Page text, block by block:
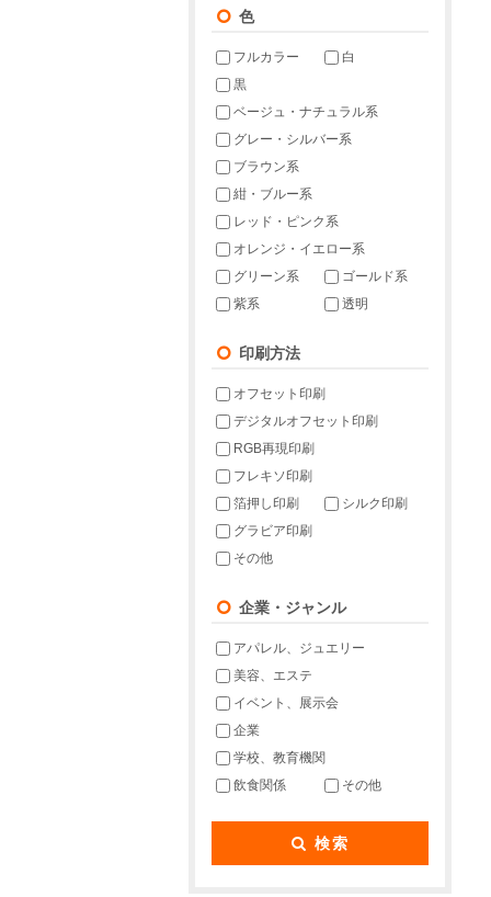
色
フルカラー
白
黒
ベージュ・ナチュラル系
グレー・シルバー系
ブラウン系
紺・ブルー系
レッド・ピンク系
オレンジ・イエロー系
グリーン系
ゴールド系
紫系
透明
印刷方法
オフセット印刷
デジタルオフセット印刷
RGB再現印刷
フレキソ印刷
箔押し印刷
シルク印刷
グラビア印刷
その他
企業・ジャンル
アパレル、ジュエリー
美容、エステ
イベント、展示会
企業
学校、教育機関
飲食関係
その他
検索